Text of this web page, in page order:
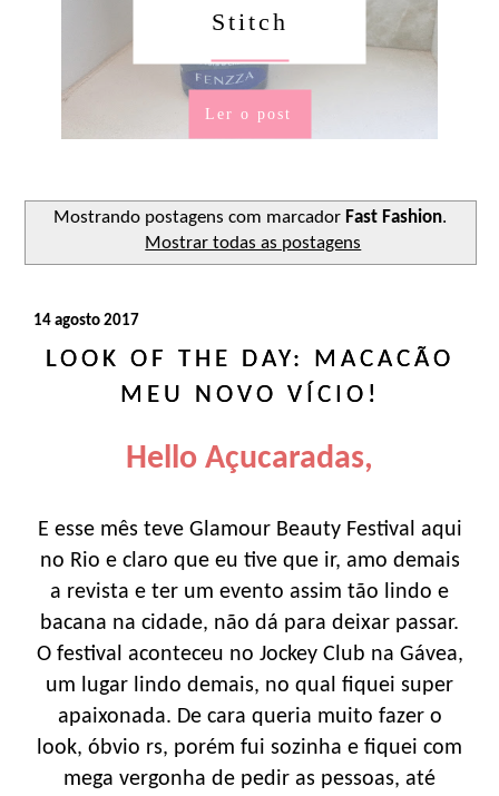
Stitch
Ler o post
Mostrando postagens com marcador Fast Fashion.
Mostrar todas as postagens
14 agosto 2017
LOOK OF THE DAY: MACACÃO
MEU NOVO VÍCIO!
Hello Açucaradas,
E esse mês teve Glamour Beauty Festival aqui
no Rio e claro que eu tive que ir, amo demais
a revista e ter um evento assim tão lindo e
bacana na cidade, não dá para deixar passar.
O festival aconteceu no Jockey Club na Gávea,
um lugar lindo demais, no qual fiquei super
apaixonada. De cara queria muito fazer o
look, óbvio rs, porém fui sozinha e fiquei com
mega vergonha de pedir as pessoas, até